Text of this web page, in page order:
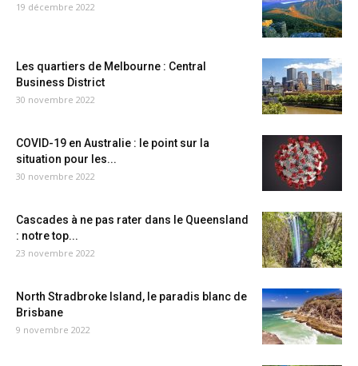
19 décembre 2022
Les quartiers de Melbourne : Central
Business District
30 novembre 2022
COVID-19 en Australie : le point sur la
situation pour les...
30 novembre 2022
Cascades à ne pas rater dans le Queensland
: notre top...
23 novembre 2022
North Stradbroke Island, le paradis blanc de
Brisbane
9 novembre 2022